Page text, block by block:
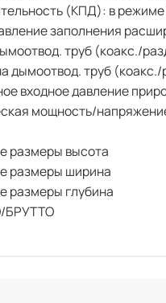
(КПД): в
заполнения
труб (коакс./
дымоотвод. труб
входное давление
мощность/
размеры высота
размеры ширина
размеры глубина
БРУТТО